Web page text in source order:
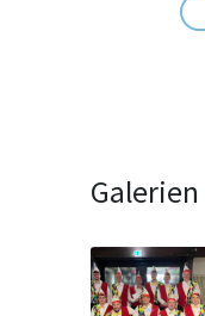
Galerien